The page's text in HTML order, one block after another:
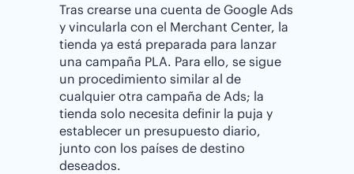
Tras crearse una cuenta de Google Ads
y vincularla con el Merchant Center, la
tienda ya está preparada para lanzar
una campaña PLA. Para ello, se sigue
un procedimiento similar al de
cualquier otra campaña de Ads; la
tienda solo necesita definir la puja y
establecer un presupuesto diario,
junto con los países de destino
deseados.